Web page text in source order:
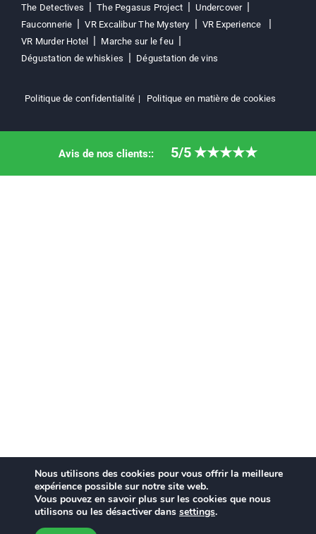
The Detectives
The Pegasus Project
Undercover
Fauconnerie
VR Excalibur The Mystery
VR Experience
VR Murder Hotel
Marche sur le feu
Dégustation de whiskies
Dégustation de vins
Politique de confidentialité Politique en matière de cookies
Avis de nos clients:: 5/5 ★★★★★
Nous utilisons des cookies pour vous offrir la meilleure
expérience possible sur notre site web.
Vous pouvez en savoir plus sur les cookies que nous
utilisons ou les désactiver dans settings.